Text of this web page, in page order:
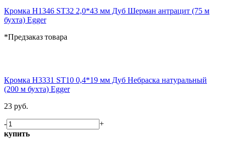
Кромка H1346 ST32 2,0*43 мм Дуб Шерман антрацит (75 м
бухта) Egger
*Предзаказ товара
Кромка H3331 ST10 0,4*19 мм Дуб Небраска натуральный
(200 м бухта) Egger
23 руб.
-
+
купить